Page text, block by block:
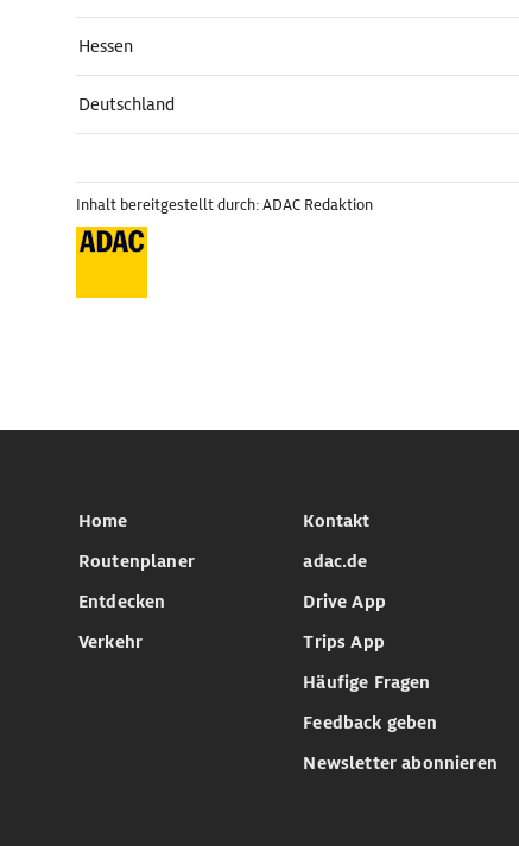
Hessen
Deutschland
Inhalt bereitgestellt durch: ADAC Redaktion
Home
Routenplaner
Entdecken
Verkehr
Kontakt
adac.de
Drive App
Trips App
Häufige Fragen
Feedback geben
Newsletter abonnieren